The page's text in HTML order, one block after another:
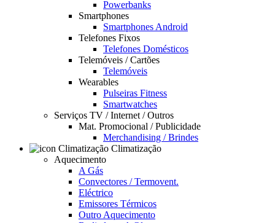
Powerbanks
Smartphones
Smartphones Android
Telefones Fixos
Telefones Domésticos
Telemóveis / Cartões
Telemóveis
Wearables
Pulseiras Fitness
Smartwatches
Serviços TV / Internet / Outros
Mat. Promocional / Publicidade
Merchandising / Brindes
Climatização
Aquecimento
A Gás
Convectores / Termovent.
Eléctrico
Emissores Térmicos
Outro Aquecimento